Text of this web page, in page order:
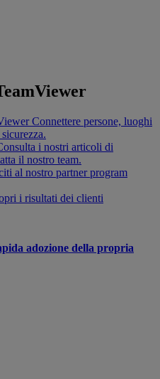
Connettere persone, luoghi
i nostri articoli di
il nostro team.
al nostro partner program
i risultati dei clienti
adozione della propria